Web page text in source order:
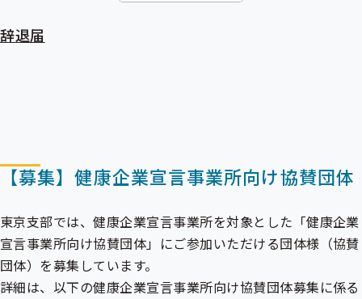
辞退届
【募集】健康企業宣言事業所向け協賛団体
東京支部では、健康企業宣言事業所を対象とした「健康企業
宣言事業所向け協賛団体」にご参加いただける団体様（協賛
団体）を募集しています。
詳細は、以下の健康企業宣言事業所向け協賛団体募集に係る